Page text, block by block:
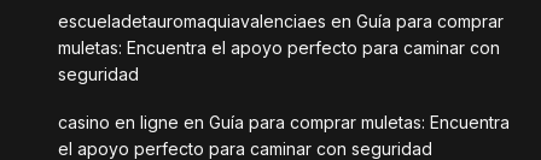
escueladetauromaquiavalenciaes en Guía para comprar
muletas: Encuentra el apoyo perfecto para caminar con
seguridad
casino en ligne en Guía para comprar muletas: Encuentra
el apoyo perfecto para caminar con seguridad